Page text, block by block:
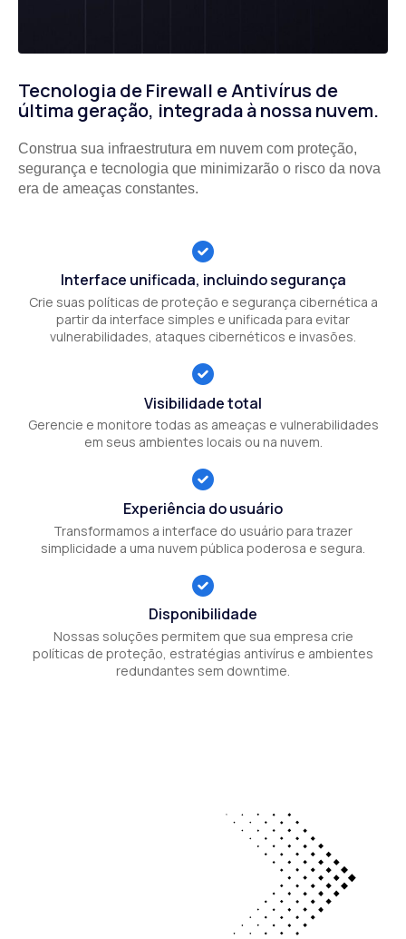
Tecnologia de Firewall e Antivírus de
última geração, integrada à nossa nuvem.
Construa sua infraestrutura em nuvem com proteção,
segurança e tecnologia que minimizarão o risco da nova
era de ameaças constantes.
Interface unificada, incluindo segurança
Crie suas políticas de proteção e segurança cibernética a
partir da interface simples e unificada para evitar
vulnerabilidades, ataques cibernéticos e invasões.
Visibilidade total
Gerencie e monitore todas as ameaças e vulnerabilidades
em seus ambientes locais ou na nuvem.
Experiência do usuário
Transformamos a interface do usuário para trazer
simplicidade a uma nuvem pública poderosa e segura.
Disponibilidade
Nossas soluções permitem que sua empresa crie
políticas de proteção, estratégias antivírus e ambientes
redundantes sem downtime.